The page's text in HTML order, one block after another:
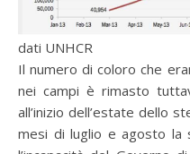
dati UNHCR
Il numero di coloro che
nei campi è rimasto
all’inizio dell’estate dello
mesi di luglio e agosto la